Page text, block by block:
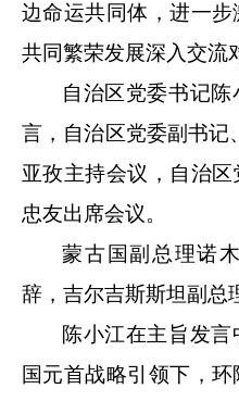
边命运共同体，进一
共同繁荣发展深入交流
自治区党委书记
言，自治区党委副书记
亚孜主持会议，自治
忠友出席会议。
蒙古国副总理诺
辞，吉尔吉斯斯坦副总
陈小江在主旨发
国元首战略引领下，